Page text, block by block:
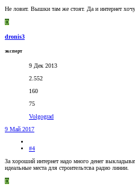
Не ловит. Вышки там же стоят. Да и интернет
D
dronis3
эксперт
9 Дек 2013
2.552
160
75
Volgograd
9 Май 2017
#4
За хороший интернет надо много денег
идеальные места для строительтсва радио линии.
D